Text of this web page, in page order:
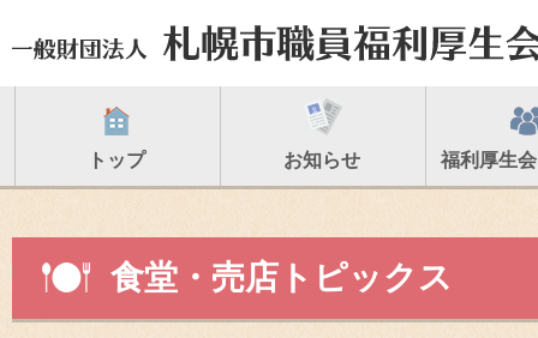
トップ お知らせ 福利厚生
食堂・売店トピックス